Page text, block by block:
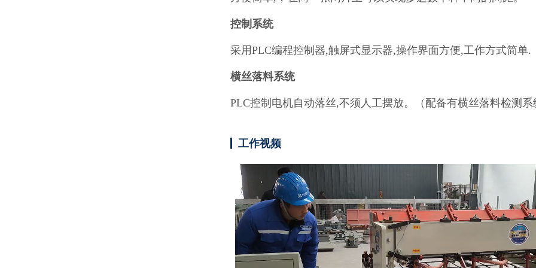
控制系统
采用PLC编程控制器,触屏式显示器,操作界面方便,工作方式简单.
横丝落料系统
PLC控制电机自动落丝,不须人工摆放。（配备有横丝落料检测系
工作视频